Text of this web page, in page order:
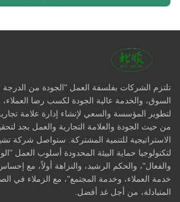
تلتزم الشركات بفلسفة العمل "الجودة من
السوق، والخدمة عالية الجودة لكسب رضا العملاء،
لتطوير المؤسسة والسعي لإنشاء إدارة علامة
من حيث الجودة والعلامة التجارية والعمل بجد
الاستراتيجية للتنمية المشتركة. ستواصل شركة
لتكنولوجيا حماية البيئة المحدودة أسلوب العمل
والفعال"، والحكم الرشيد، والنزاهة أولاً، مع
خدمة العملاء، وخدمة المجتمع"، مع الزملاء في
المتبادلة، من أجل غد أفضل.